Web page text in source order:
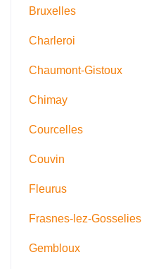
Bruxelles
Charleroi
Chaumont-Gistoux
Chimay
Courcelles
Couvin
Fleurus
Frasnes-lez-Gosselies
Gembloux